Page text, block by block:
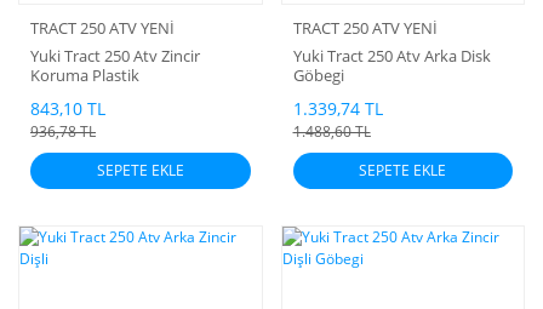
TRACT 250 ATV YENİ
Yuki Tract 250 Atv Zincir
Koruma Plastik
843,10 TL
936,78 TL
SEPETE EKLE
TRACT 250 ATV YENİ
Yuki Tract 250 Atv Arka Disk
Göbegi
1.339,74 TL
1.488,60 TL
SEPETE EKLE